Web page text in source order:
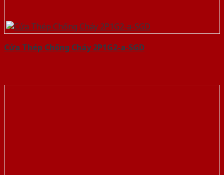
Cửa Thép Chống Cháy 2P1G2-a-SGD